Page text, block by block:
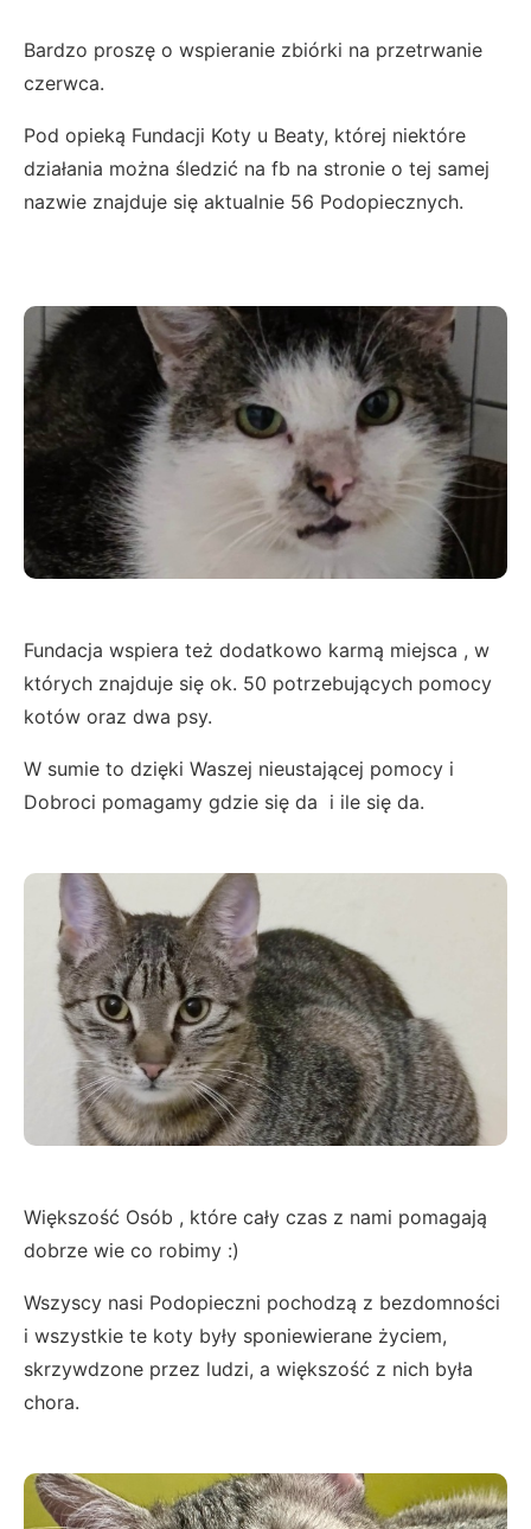
Bardzo proszę o wspieranie zbiórki na przetrwanie
czerwca.
Pod opieką Fundacji Koty u Beaty, której niektóre
działania można śledzić na fb na stronie o tej samej
nazwie znajduje się aktualnie 56 Podopiecznych.
Fundacja wspiera też dodatkowo karmą miejsca , w
których znajduje się ok. 50 potrzebujących pomocy
kotów oraz dwa psy.
W sumie to dzięki Waszej nieustającej pomocy i
Dobroci pomagamy gdzie się da i ile się da.
Większość Osób , które cały czas z nami pomagają
dobrze wie co robimy :)
Wszyscy nasi Podopieczni pochodzą z bezdomności
i wszystkie te koty były sponiewierane życiem,
skrzywdzone przez ludzi, a większość z nich była
chora.